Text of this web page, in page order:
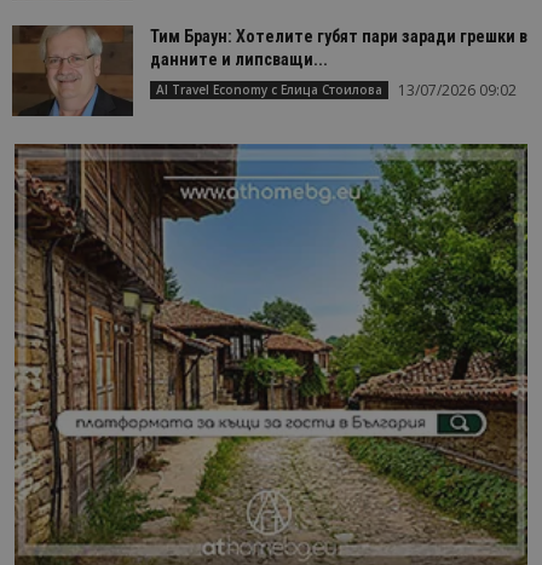
Тим Браун: Хотелите губят пари заради грешки в
данните и липсващи...
AI Travel Economy с Елица Стоилова 13/07/2026 09:02